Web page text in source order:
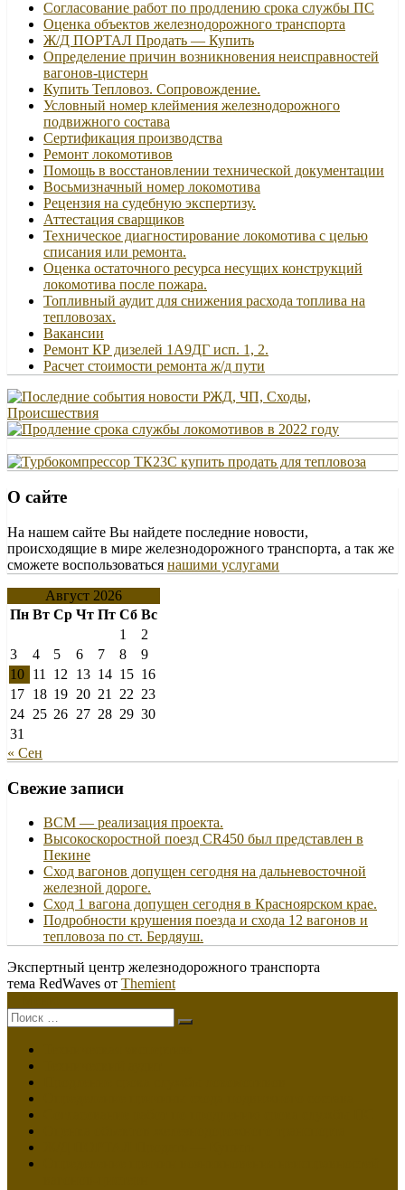
Согласование работ по продлению срока службы ПС
Оценка объектов железнодорожного транспорта
Ж/Д ПОРТАЛ Продать — Купить
Определение причин возникновения неисправностей
вагонов-цистерн
Купить Тепловоз. Сопровождение.
Условный номер клеймения железнодорожного
подвижного состава
Сертификация производства
Ремонт локомотивов
Помощь в восстановлении технической документации
Восьмизначный номер локомотива
Рецензия на судебную экспертизу.
Аттестация сварщиков
Техническое диагностирование локомотива с целью
списания или ремонта.
Оценка остаточного ресурса несущих конструкций
локомотива после пожара.
Топливный аудит для снижения расхода топлива на
тепловозах.
Вакансии
Ремонт КР дизелей 1А9ДГ исп. 1, 2.
Расчет стоимости ремонта ж/д пути
О сайте
На нашем сайте Вы найдете последние новости,
происходящие в мире железнодорожного транспорта, а так же
сможете воспользоваться нашими услугами
Август 2026
Пн Вт Ср Чт Пт Сб Вс
1
2
3
4 5 6 7 8
9
10 11 12 13 14 15 16
17 18 19 20 21 22 23
24 25 26 27 28 29 30
31
« Сен
Свежие записи
ВСМ — реализация проекта.
Высокоскоростной поезд CR450 был представлен в
Пекине
Сход вагонов допущен сегодня на дальневосточной
железной дороге.
Сход 1 вагона допущен сегодня в Красноярском крае.
Подробности крушения поезда и схода 12 вагонов и
тепловоза по ст. Бердяуш.
Экспертный центр железнодорожного транспорта
тема RedWaves от Themient
Поиск: